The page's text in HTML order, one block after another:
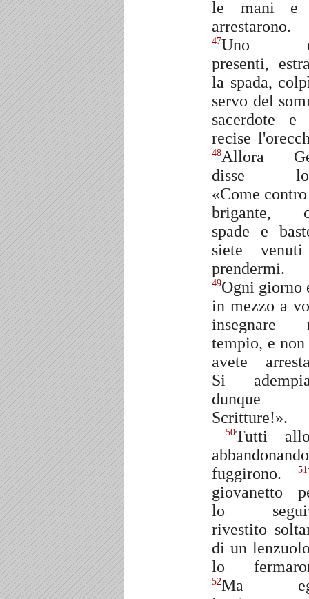
le mani e
arrestarono.
47Uno
presenti,
la spada,
servo del
sacerdote e
recise
48Allora
disse
«Come
brigante,
spade e
siete
prendermi.
49Ogni giorno
in mezzo a
insegnare
tempio, e
avete
Si
dunque
Scritture!».
50Tutti
fuggirono.
51
giovanetto
lo
rivestito
di un
lo
52Ma